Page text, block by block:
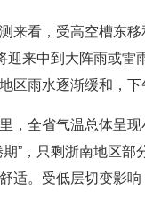
来看，受高空槽东
迎来中到大阵雨或
区雨水逐渐缓和，下
，全省气温总体呈
期”，只剩浙南地区
适。受低层切变影